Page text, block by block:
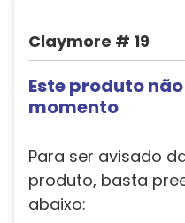
Claymore # 19
Este produto
momento
Para ser avisado
produto, basta
abaixo: